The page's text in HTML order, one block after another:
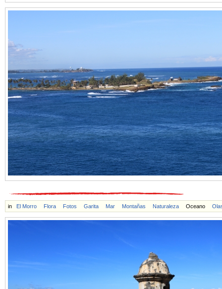
in El Morro Flora Fotos Garita Mar Montañas Naturaleza Oceano